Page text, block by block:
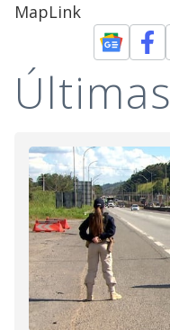
MapLink
Últimas